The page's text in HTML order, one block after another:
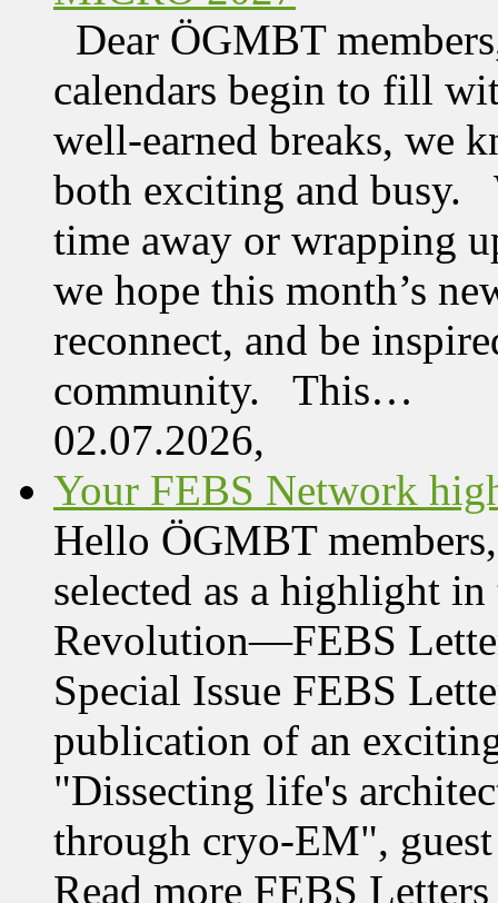
Dear ÖGMBT
calendars begin to fill
well-earned breaks, we
both exciting and busy.
time away or wrapping
we hope this month’s
reconnect, and be
community. This…
02.07.2026,
Your FEBS Network
Hello ÖGMBT
selected as a highlight
Revolution—FEBS
Special Issue FEBS
publication of an
"Dissecting life's
through cryo-EM",
Read more FEBS